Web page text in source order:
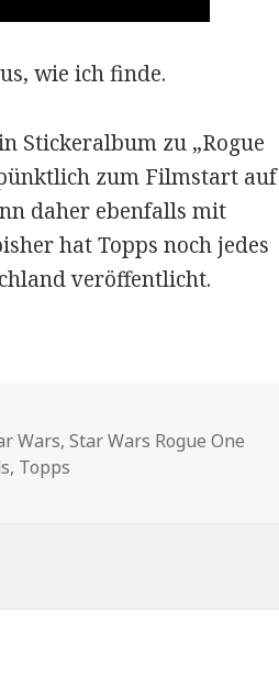
wie ich finde.
Stickeralbum zu „Rogue
zum Filmstart auf
daher ebenfalls mit
hat Topps noch jedes
veröffentlicht.
Wars,Star Wars Rogue One
, Topps